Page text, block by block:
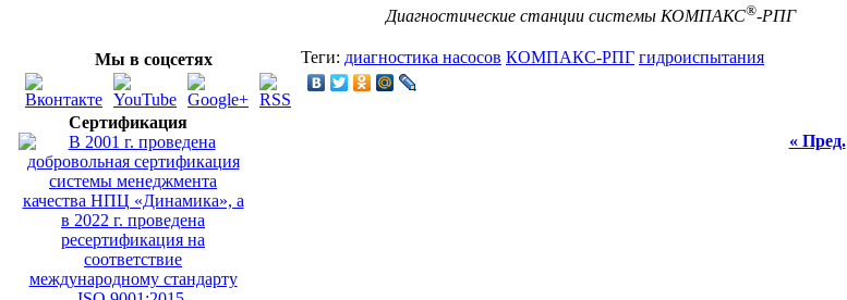
Мы в соцсетях
Сертификация
Диагностические станции системы КОМПАКС®-РПГ
Теги: диагностика насосов КОМПАКС-РПГ гидроиспытания
« Пред.